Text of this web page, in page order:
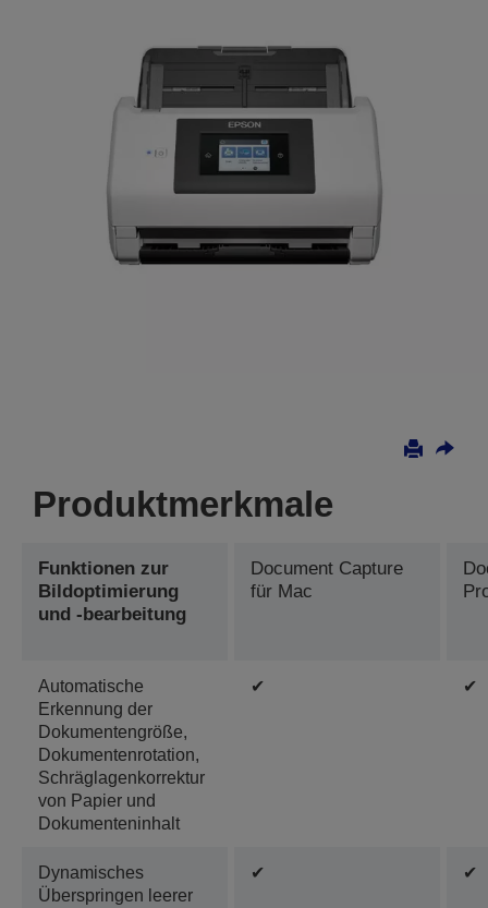
Produktmerkmale
Funktionen zur
Bildoptimierung
und -bearbeitung
Document Capture
für Mac
Automatische
Erkennung der
Dokumentengröße,
Dokumentenrotation,
Schräglagenkorrektur
von Papier und
Dokumenteninhalt
✔ ✔
Dynamisches
Überspringen leerer
✔ ✔